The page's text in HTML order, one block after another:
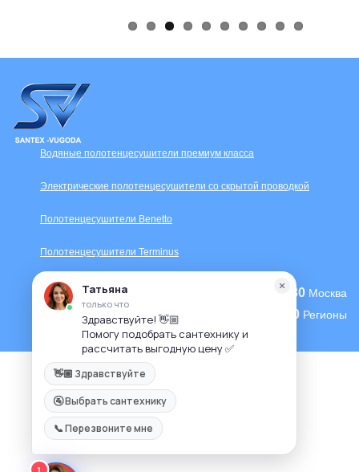
Водяные полотенцесушители премиум класса
Электрические полотенцесушители со скрытой проводкой
Полотенцесушители Benetto
Полотенцесушители Terminus
+7 (495) 104-62-80 Москва
+7 (800) 333-70-90 Регионы